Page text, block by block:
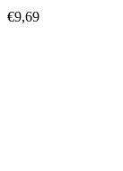
€9,69